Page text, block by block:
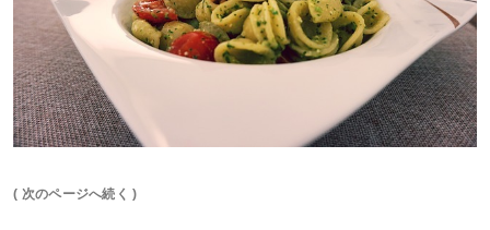
( 次のページへ続く )